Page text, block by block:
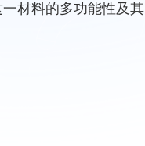
材料的多功能性及其